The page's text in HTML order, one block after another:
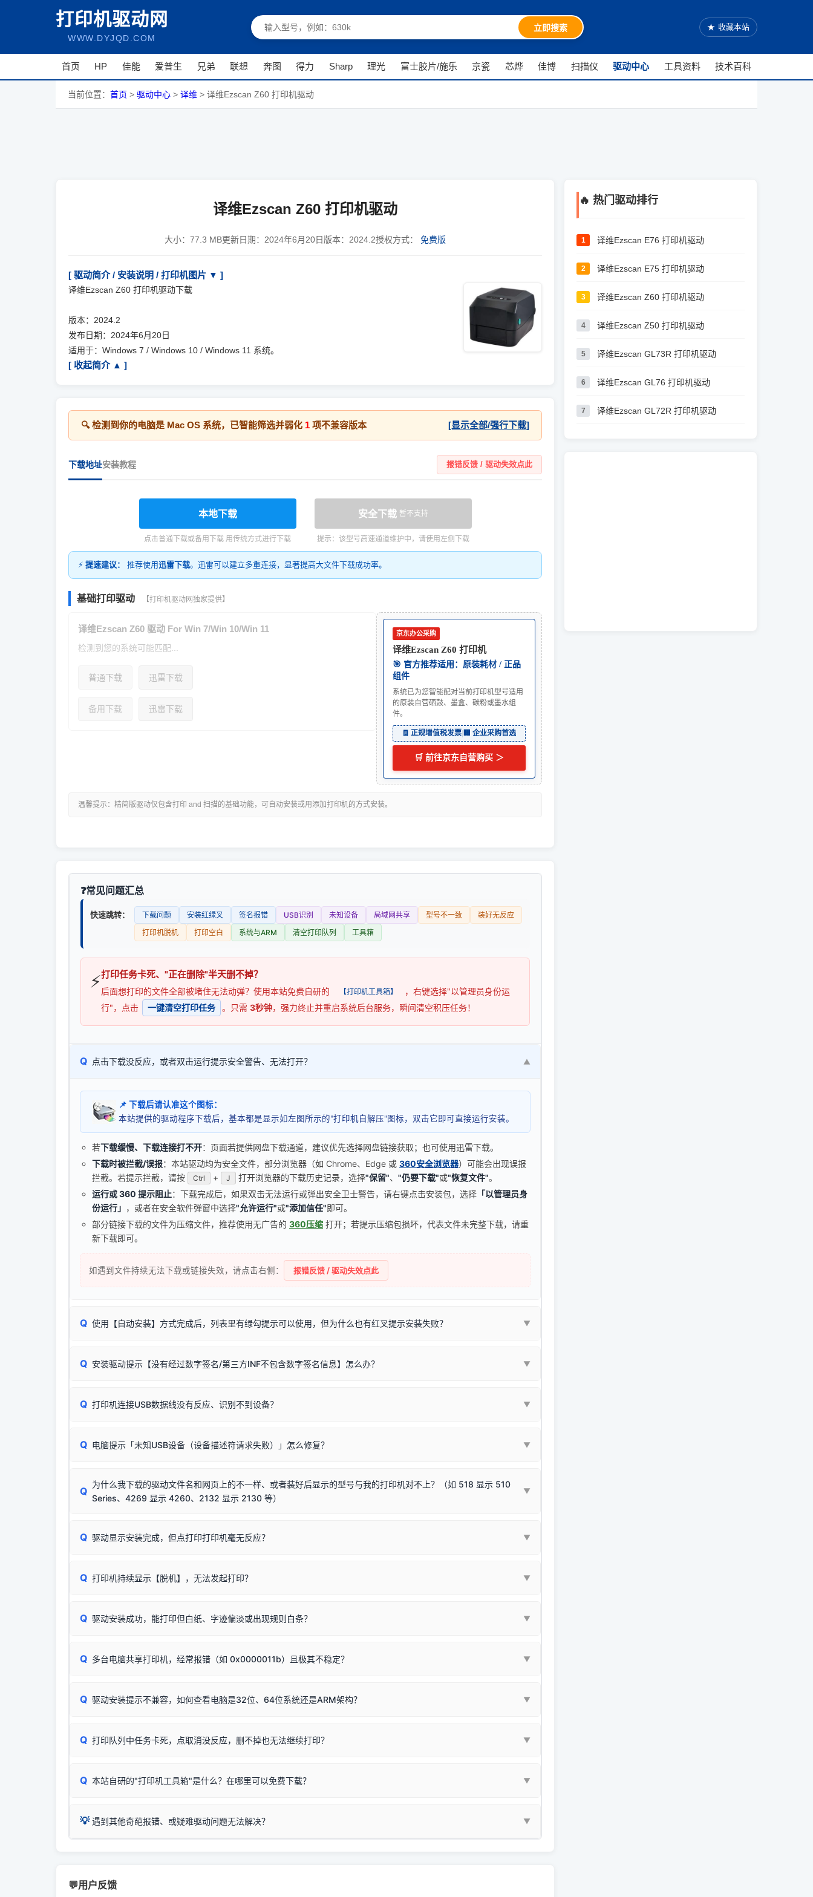
打印机驱动网
WWW.DYJQD.COM
立即搜索 ★ 收藏本站
首页 HP 佳能 爱普生 兄弟 联想 奔图 得力 Sharp 理光 富士胶片/施乐 京瓷 芯烨 佳博 扫描仪 驱动中心 工具资料 技术百科
当前位置： 首页 > 驱动中心 > 译维 > 译维Ezscan Z60 打印机驱动
译维Ezscan Z60 打印机驱动
大小： 77.3 MB更新日期： 2024年6月20日 版本： 2024.2授权方式： 免费版
[ 驱动简介 / 安装说明 / 打印机图片 ▼ ]
译维Ezscan Z60 打印机驱动下载
版本：2024.2
发布日期：2024年6月20日
适用于：Windows 7 / Windows 10 / Windows 11 系统。
[ 收起简介 ▲ ]
🔍 检测到你的电脑是 Mac OS 系统，已智能筛选并弱化 1 项不兼容版本 [显示全部/强行下载]
下载地址安装教程 报错反馈 / 驱动失效点此
本地下载
点击普通下载或备用下载 用传统方式进行下载
安全下载 暂不支持
提示：该型号高速通道维护中，请使用左侧下载
⚡ 提速建议： 推荐使用迅雷下载。迅雷可以建立多重连接，显著提高大文件下载成功率。
基础打印驱动 【打印机驱动网独家提供】
译维Ezscan Z60 驱动 For Win 7/Win 10/Win 11
检测到您的系统可能匹配...
普通下载 迅雷下载
备用下载 迅雷下载
京东办公采购
译维Ezscan Z60 打印机
🎯 官方推荐适用：原装耗材 / 正品
组件
系统已为您智能配对当前打印机型号适用
的原装自营硒鼓、墨盒、碳粉或墨水组
件。
🧾 正规增值税发票 🏢 企业采购首选
🛒 前往京东自营购买 ＞
温馨提示：精简版驱动仅包含打印 and 扫描的基础功能，可自动安装或用添加打印机的方式安装。
常见问题汇总
快速跳转： 下载问题 安装红绿叉 签名报错 USB识别 未知设备 局域网共享 型号不一致
装好无反应
打印机脱机
打印空白 系统与ARM 清空打印队列 工具箱
⚡打印任务卡死、"正在删除"半天删不掉？
后面想打印的文件全部被堵住无法动弹？使用本站免费自研的 【打印机工具箱】
，右键选择"以管理员身份运
行"，点击
一键清空打印任务 。只需 3秒钟，强力终止并重启系统后台服务，瞬间清空积压任务！
Q 点击下载没反应，或者双击运行提示安全警告、无法打开？ ▼
📌 下载后请认准这个图标：
本站提供的驱动程序下载后，基本都是显示如左图所示的"打印机自解压"图标，双击它即可直接运行安装。
若下载缓慢、下载连接打不开：页面若提供网盘下载通道，建议优先选择网盘链接获取；也可使用迅雷下载。
下载时被拦截/误报：本站驱动均为安全文件，部分浏览器（如 Chrome、Edge 或 360安全浏览器）可能会出现误报
拦截。若提示拦截，请按
Ctrl + J 打开浏览器的下载历史记录，选择"保留"、 "仍要下载"或"恢复文件"。
运行或 360 提示阻止：下载完成后，如果双击无法运行或弹出安全卫士警告，请右键点击安装包，选择 「以管理员身
份运行」 ，或者在安全软件弹窗中选择"允许运行"或"添加信任"即可。
部分链接下载的文件为压缩文件，推荐使用无广告的 360压缩 打开；若提示压缩包损坏，代表文件未完整下载，请重
新下载即可。
如遇到文件持续无法下载或链接失效，请点击右侧： 报错反馈 / 驱动失效点此
Q 使用【自动安装】方式完成后，列表里有绿勾提示可以使用，但为什么也有红叉提示安装失败？ ▼
由于本站驱动包集成了32位和64位驱动，自动安装程序在运行时会检测您的系统位数，并只安装与系统相匹配的那一部
✔ 可以使用了 ：代表与您当前电脑系统相兼容的驱动已安装成功。
结论：只要窗口里出现了任意一个绿色对勾，直接关闭窗口去打印测试即可。
Q 安装驱动提示【没有经过数字签名/第三方INF不包含数字签名信息】怎么办？ ▼
🛡️ 本站驱动均经过严格签名。但由于微软系统安全限制，
部分新版 Windows 系统（如 Win10/Win11 最新版）已
该报错是因为老款打印机官方使用的是旧版签名，新版 Win10/Win11 系统不再默认兼容，而非文件安全性问题。
（提醒：此方式仅在安装老款驱动时临时开启，日常正常使用无需长期关闭系统安全校验。）
Q 打印机连接USB数据线没有反应、识别不到设备？ ▼
首先确认打印机电源已开启，USB数据线两端已完全插紧；
排除线材松动后，可尝试更换一条USB数据线，或在设备管理器中点击【扫描检测硬件改动】刷新硬件列表。
Q 电脑提示「未知USB设备（设备描述符请求失败）」怎么修复？ ▼
将USB数据线两端全部拔下，重新插紧；
台式电脑请务必插在机箱后置USB插口，切勿使用前置插口或外接拓展坞；
尝试更换一条带双磁环屏蔽的优质打印线，劣质或老化的线材是此问题的高发诱因。
Q
为什么我下载的驱动文件名和网页上的不一样、或者装好后显示的型号与我的打印机对不上？（如 518 显示 510
Series、4269 显示 4260、2132 显示 2130 等）
▼
这是打印机行业普遍采用的**官方命名规则**。因为品牌商在生产时，会将**外观和配置稍有不同，但内部核心芯片和打
为了提高开发和维护效率，官方只会为该系列发布**一套通用的驱动程序**。命名时，通常会采用这个系列中的**基础款
📌 行业常见典型例子（它们共用同一个官方驱动包）：
：HP Smart Tank 511、515、516、518等属于同系列，官方驱动名称通常显示为
：Epson L4266、L4268、L4269等属于同系列，官方驱动名称通常显示为
：Canon G3820、G3821、G3860等属于同系列，官方驱动名称通常显示为
咱几乎每天都在远程帮网友安装各种打印机驱动。本站提供的驱动都是站长在实战中高频使用的，要是驱动有错或者不能用，
Q 驱动显示安装完成，但点打印打印机毫无反应？ ▼
观察打印机指示灯： 🟢 绿灯常亮 通常代表机器处于正常待机状态；
进行简易复印测试（限一体机）：掀开扫描仪盖板，原稿朝下放置在玻璃面板上，按下带有复印标识
❌ 复印无反应/打印白纸 = 打印机本身存在硬件故障。重装驱动无法解决，建议联系售后或商家。
Q 打印机持续显示【脱机】，无法发起打印？ ▼
进入系统打印队列，点击顶部「打印机」菜单，检查并取消勾选「脱机使用打印机」
完整图文修复指导：打印机显示脱机一键修复教程
Q 驱动安装成功，能打印但白纸、字迹偏淡或出现规则白条？ ▼
机身自检或复印同样不正常：激光机可能碳粉耗尽、硒鼓寿命终结；喷墨打印机可能墨盒干涸、喷头堵塞。
Q 多台电脑共享打印机，经常报错（如 0x0000011b）且极其不稳定？ ▼
✅ 建议首先自查：打印机本身是否支持WiFi/无线或有线网络打印？（此连接模式最稳定）
检查操作面板上是否有类似无线/WiFi的图标或按键；
若打印机本身带有网口/WiFi，请直接将其配置为网络打印模式。如果没有，再采用USB局域网共享方案。
（备选方案）通过"网络打印共享器"硬件可直接将传统USB打印机升级为独立网络打
Q 驱动安装提示不兼容，如何查看电脑是32位、64位系统还是ARM架构？ ▼
系统位数与架构类型。
观、快速地查看到当前的操作系统版本以及系统架构。
⚠️ ARM架构笔记本提醒：若您的电脑是搭载骁龙处理器的超薄本、Surface Pro X等 Windows ARM 系统设备，普通的
X86/X64 驱动将无法兼容，必须联系官方寻求专门的 ARM 专用驱动。普通电脑用户请忽略本条。
Q 打印队列中任务卡死，点取消没反应，删不掉也无法继续打印？ ▼
进入左侧「安装维护」
在系统工具模块下，点击【清空打印任务】按钮，软件将自动安全停止后台服务、彻底
Q 本站自研的"打印机工具箱"是什么？在哪里可以免费下载？ ▼
一键重启打印服务，清除各种顽固卡死、无法删除的打印队列；
智能扫描并查看打印机当前的真实硬件端口；
💡 遇到其他奇葩报错、或疑难驱动问题无法解决？ ▼
💬用户反馈
🔥 热门驱动排行
1 译维Ezscan E76 打印机驱动
2 译维Ezscan E75 打印机驱动
3 译维Ezscan Z60 打印机驱动
4 译维Ezscan Z50 打印机驱动
5 译维Ezscan GL73R 打印机驱动
6 译维Ezscan GL76 打印机驱动
7 译维Ezscan GL72R 打印机驱动